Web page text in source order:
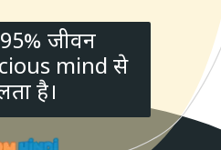
95% जीवन
mind से
है।